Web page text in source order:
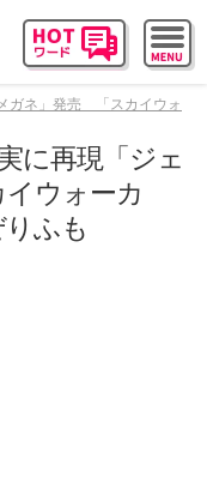
ガネ」発売 「スカイウォ
に再現「ジェ
ウォーカ
ふも